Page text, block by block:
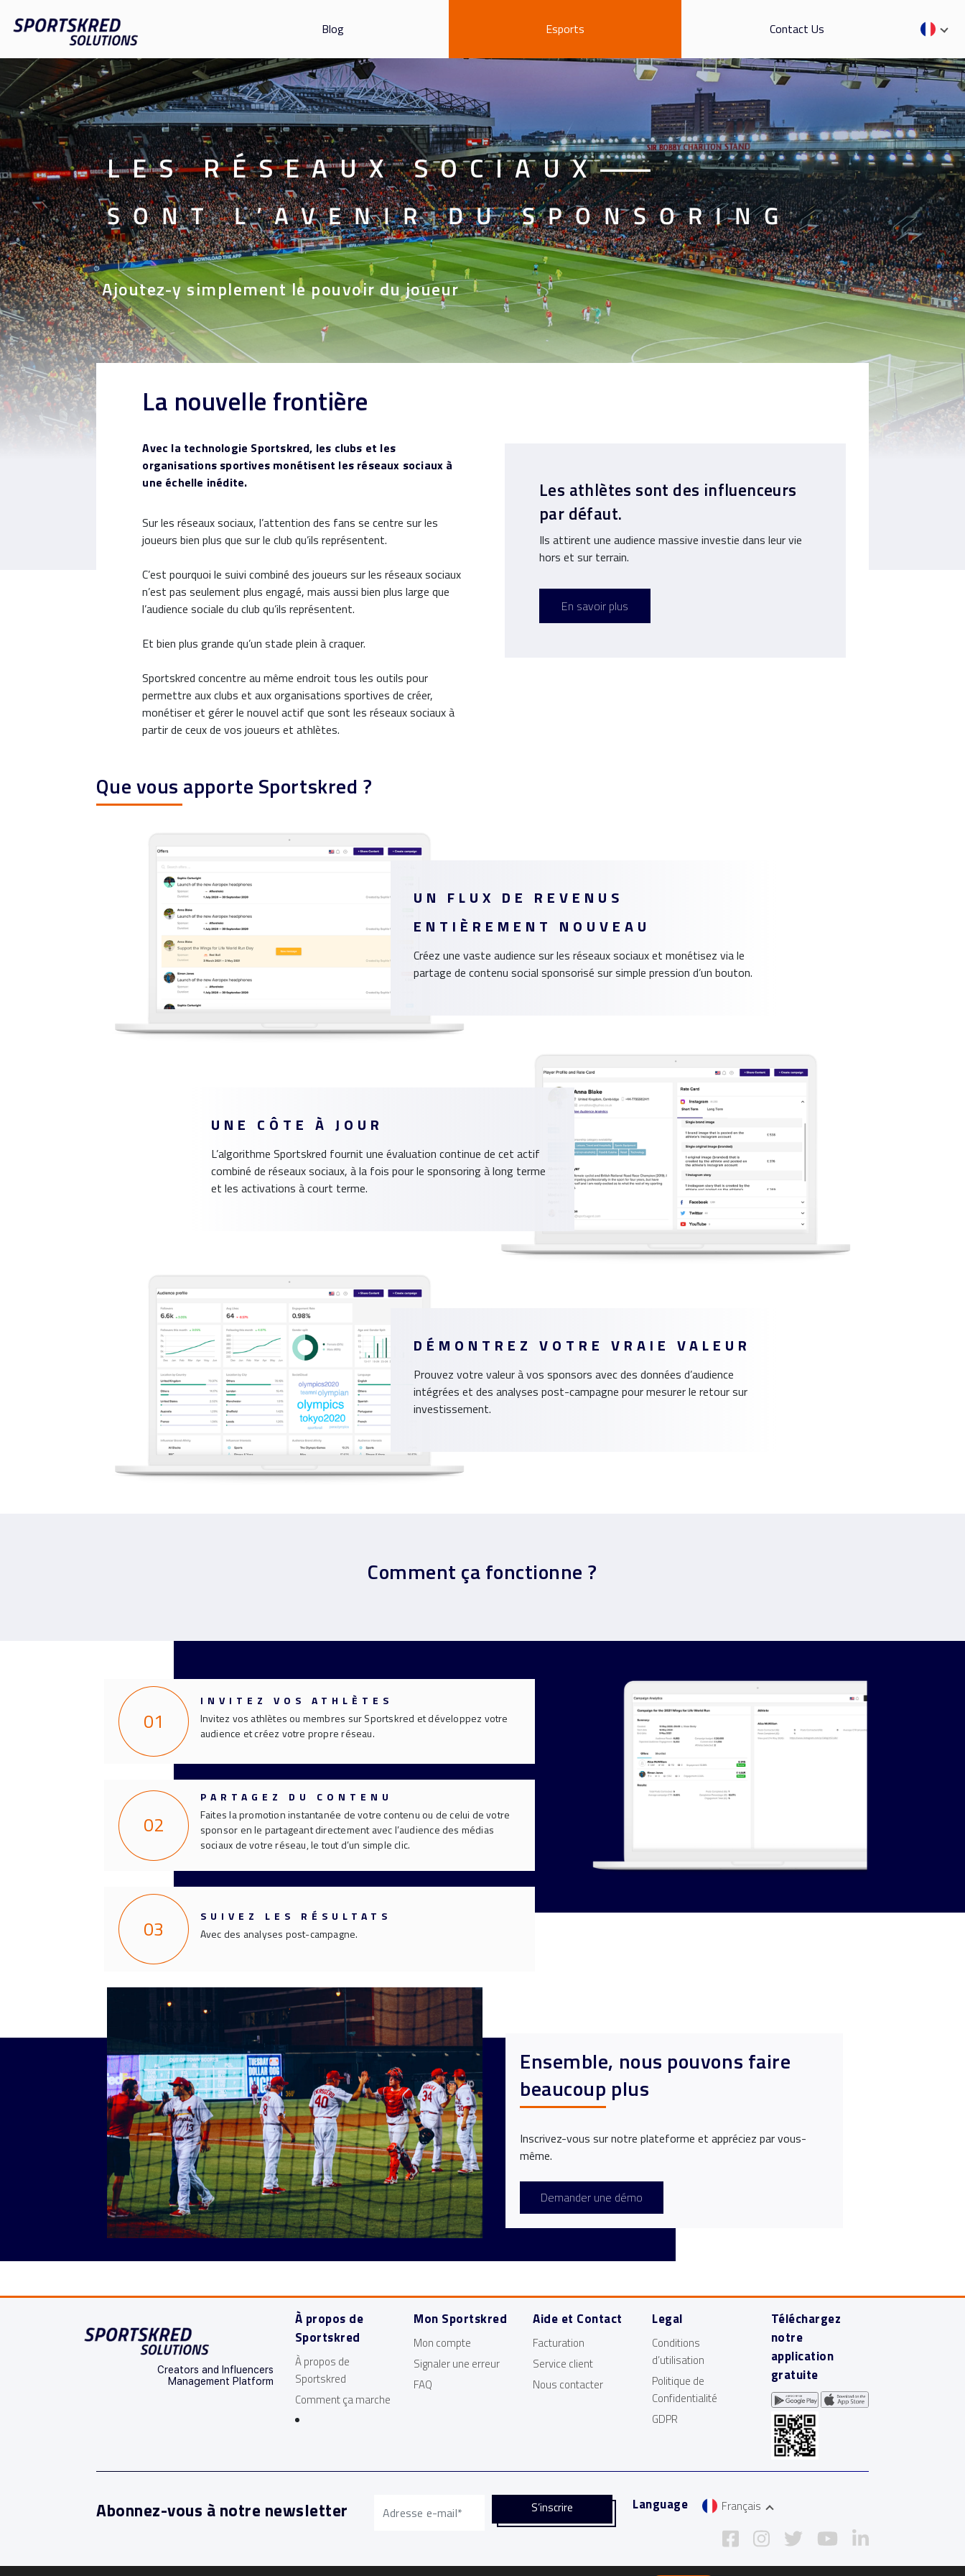
Blog Esports Contact Us
LES RÉSEAUX SOCIAUX——
SONT L’AVENIR DU SPONSORING
Ajoutez-y simplement le pouvoir du joueur
La nouvelle frontière
Avec la technologie Sportskred, les clubs et les
organisations sportives monétisent les réseaux sociaux à
une échelle inédite.
Sur les réseaux sociaux, l’attention des fans se centre sur les
joueurs bien plus que sur le club qu’ils représentent.
C’est pourquoi le suivi combiné des joueurs sur les réseaux sociaux
n’est pas seulement plus engagé, mais aussi bien plus large que
l’audience sociale du club qu’ils représentent.
Et bien plus grande qu’un stade plein à craquer.
Sportskred concentre au même endroit tous les outils pour
permettre aux clubs et aux organisations sportives de créer,
monétiser et gérer le nouvel actif que sont les réseaux sociaux à
partir de ceux de vos joueurs et athlètes.
Les athlètes sont des influenceurs
par défaut.
Ils attirent une audience massive investie dans leur vie
hors et sur terrain.
En savoir plus
Que vous apporte Sportskred ?
UN FLUX DE REVENUS
ENTIÈREMENT NOUVEAU
Créez une vaste audience sur les réseaux sociaux et monétisez via le
partage de contenu social sponsorisé sur simple pression d’un bouton.
UNE CÔTE À JOUR
L’algorithme Sportskred fournit une évaluation continue de cet actif
combiné de réseaux sociaux, à la fois pour le sponsoring à long terme
et les activations à court terme.
DÉMONTREZ VOTRE VRAIE VALEUR
Prouvez votre valeur à vos sponsors avec des données d’audience
intégrées et des analyses post-campagne pour mesurer le retour sur
investissement.
Comment ça fonctionne ?
01
INVITEZ VOS ATHLÈTES
Invitez vos athlètes ou membres sur Sportskred et développez votre
audience et créez votre propre réseau.
02
PARTAGEZ DU CONTENU
Faites la promotion instantanée de votre contenu ou de celui de votre
sponsor en le partageant directement avec l’audience des médias
sociaux de votre réseau, le tout d’un simple clic.
03
SUIVEZ LES RÉSULTATS
Avec des analyses post-campagne.
Ensemble, nous pouvons faire
beaucoup plus
Inscrivez-vous sur notre plateforme et appréciez par vous-
même.
Demander une démo
Creators and Influencers
Management Platform
À propos de
Sportskred
À propos de
Sportskred
Comment ça marche
Mon Sportskred
Mon compte
Signaler une erreur
FAQ
Aide et Contact
Facturation
Service client
Nous contacter
Legal
Conditions
d’utilisation
Politique de
Confidentialité
GDPR
Téléchargez
notre
application
gratuite
Abonnez-vous à notre newsletter Language Français